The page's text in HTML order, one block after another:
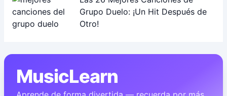
Grupo Duelo: ¡Un Hit Después de
Otro!
MusicLearn